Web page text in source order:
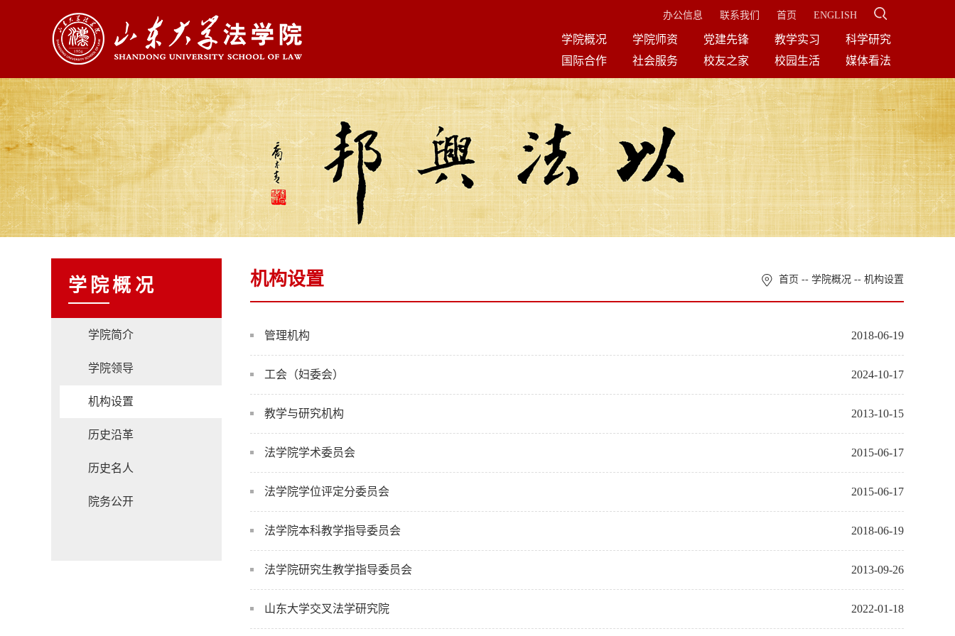
办公信息 联系我们 首页 ENGLISH
学院概况 学院师资 党建先锋 教学实习
科学研究
国际合作
社会服务 校友之家 校园生活 媒体看法
学院概况
学院简介
学院领导
机构设置
历史沿革
历史名人
院务公开
机构设置 首页 -- 学院概况 -- 机构设置
2018-06-19
管理机构
2024-10-17
工会（妇委会）
2013-10-15
教学与研究机构
2015-06-17
法学院学术委员会
2015-06-17
法学院学位评定分委员会
2018-06-19
法学院本科教学指导委员会
2013-09-26
法学院研究生教学指导委员会
2022-01-18
山东大学交叉法学研究院